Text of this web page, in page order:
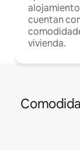
cuentan
vivienda.